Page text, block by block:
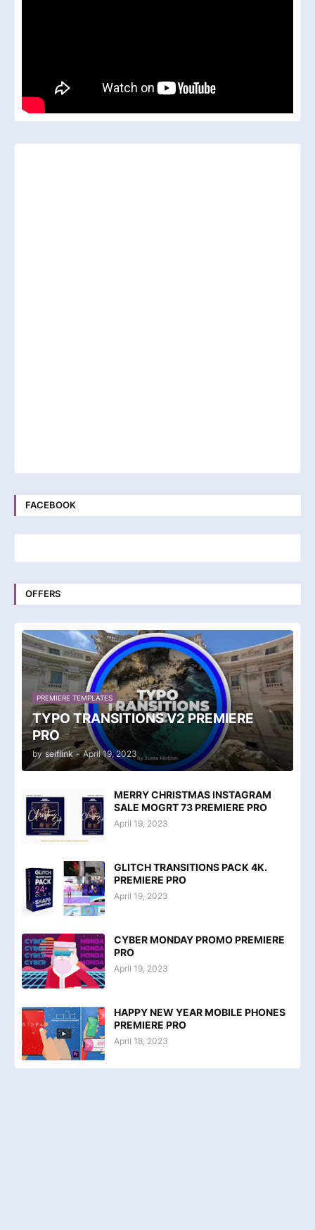
FACEBOOK
OFFERS
PREMIERE TEMPLATES
TYPO TRANSITIONS V2 PREMIERE
PRO
by seiflink - April 19, 2023
MERRY CHRISTMAS INSTAGRAM
SALE MOGRT 73 PREMIERE PRO
April 19, 2023
GLITCH TRANSITIONS PACK 4K.
PREMIERE PRO
April 19, 2023
CYBER MONDAY PROMO PREMIERE
PRO
April 19, 2023
HAPPY NEW YEAR MOBILE PHONES
PREMIERE PRO
April 18, 2023